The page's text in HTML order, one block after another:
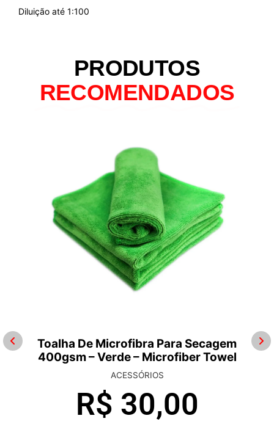
Diluição até 1:100
PRODUTOS
RECOMENDADOS
Toalha De Microfibra Para Secagem
400gsm – Verde – Microfiber Towel
ACESSÓRIOS
R$ 30,00